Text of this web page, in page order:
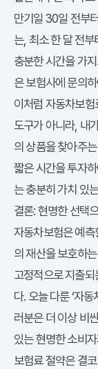
만기일 30일 전부
는, 최소 한 달 전
충분한 시간을 가
은 보험사에 문의
이처럼 자동차보
도구가 아니라, 내
의 상품을 찾아주
짧은 시간을 투자
는 충분히 가치 있
결론: 현명한 선택
자동차보험은 예측
의 재산을 보호하
고정적으로 지출되
다. 오늘 다룬 ‘자
러분은 더 이상 비
있는 현명한 소비
보험료 절약은 결